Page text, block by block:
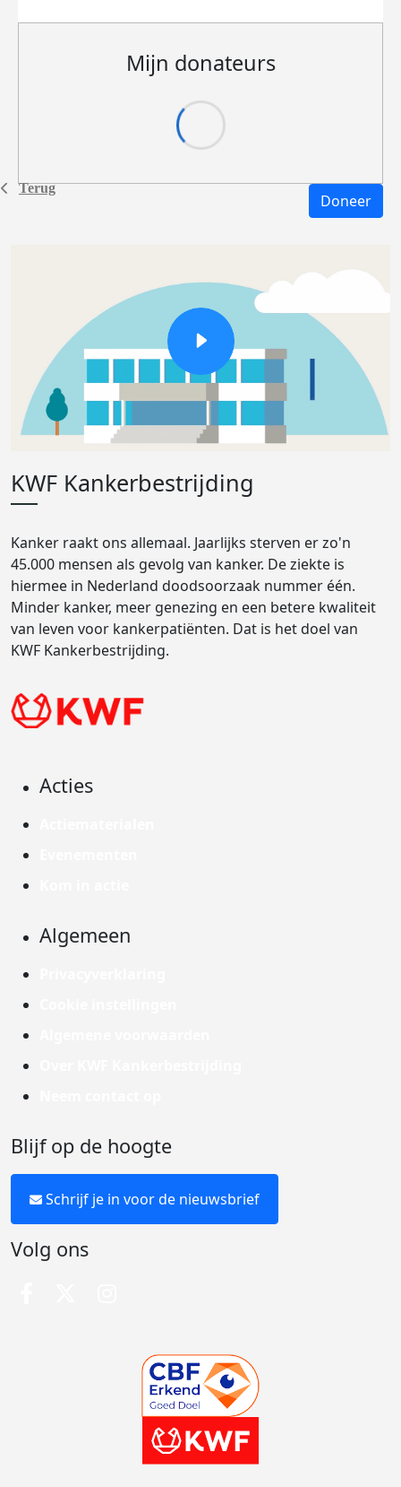
Terug
Mijn donateurs
Doneer
KWF Kankerbestrijding
Kanker raakt ons allemaal. Jaarlijks sterven er zo'n
45.000 mensen als gevolg van kanker. De ziekte is
hiermee in Nederland doodsoorzaak nummer één.
Minder kanker, meer genezing en een betere kwaliteit
van leven voor kankerpatiënten. Dat is het doel van
KWF Kankerbestrijding.
Acties
Algemeen
Blijf op de hoogte
Schrijf je in voor de nieuwsbrief
Volg ons